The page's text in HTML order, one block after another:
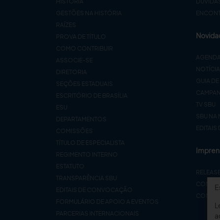
GESTÕES NA HISTÓRIA
RAÍZES
PROVA DE TÍTULO
COMO CONTRIBUIR
ASSOCIE-SE
DIRETORIA
SEÇÕES ESTADUAIS
ESCRITÓRIO DE BRASÍLIA
ESU
DEPARTAMENTOS
COMISSÕES
TÍTULO DE ESPECIALISTA
REGIMENTO INTERNO
ESTATUTO
TRANSPARÊNCIA SBU
EDITAIS DE CONVOCAÇÃO
FORMULÁRIO DE APOIO A EVENTOS
PARCERIAS INTERNACIONAIS
AGENDA
GUIA
TV SBU
SBU NA
EDITAIS